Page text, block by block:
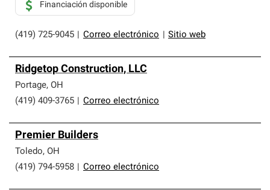
(419) 725-9045 Correo electrónico Sitio web
Financiación disponible
Ridgetop Construction, LLC
Portage, OH
(419) 409-3765
Correo electrónico
Premier Builders
Toledo, OH
(419) 794-5958
Correo electrónico